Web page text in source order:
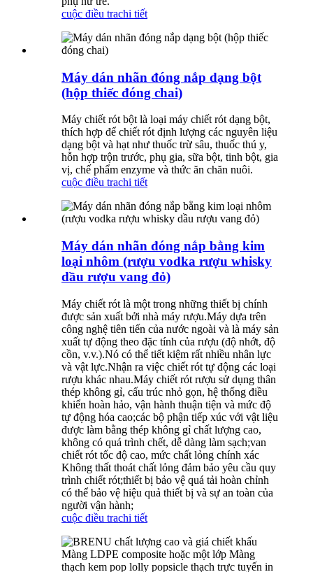
cuộc điều trachi tiết
Máy dán nhãn đóng nắp dạng bột
(hộp thiếc đóng chai)
Máy chiết rót bột là loại máy chiết rót dạng bột,
thích hợp để chiết rót định lượng các nguyên liệu
dạng bột và hạt như thuốc trừ sâu, thuốc thú y,
hỗn hợp trộn trước, phụ gia, sữa bột, tinh bột, gia
vị, chế phẩm enzyme và thức ăn chăn nuôi.
cuộc điều trachi tiết
Máy dán nhãn đóng nắp bằng kim
loại nhôm (rượu vodka rượu whisky
dầu rượu vang đỏ)
Máy chiết rót là một trong những thiết bị chính
được sản xuất bởi nhà máy rượu.Máy dựa trên
công nghệ tiên tiến của nước ngoài và là máy sản
xuất tự động theo đặc tính của rượu (độ nhớt, độ
cồn, v.v.).Nó có thể tiết kiệm rất nhiều nhân lực
và vật lực.Nhận ra việc chiết rót tự động các loại
rượu khác nhau.Máy chiết rót rượu sử dụng thân
thép không gỉ, cấu trúc nhỏ gọn, hệ thống điều
khiển hoàn hảo, vận hành thuận tiện và mức độ
tự động hóa cao;các bộ phận tiếp xúc với vật liệu
được làm bằng thép không gỉ chất lượng cao,
không có quá trình chết, dễ dàng làm sạch;van
chiết rót tốc độ cao, mức chất lỏng chính xác
Không thất thoát chất lỏng đảm bảo yêu cầu quy
trình chiết rót;thiết bị bảo vệ quá tải hoàn chỉnh
có thể bảo vệ hiệu quả thiết bị và sự an toàn của
người vận hành;
cuộc điều trachi tiết